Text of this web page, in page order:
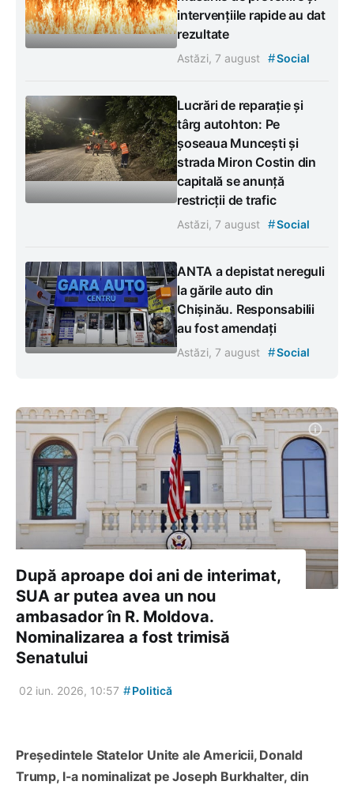
intervențiile rapide au dat
rezultate
Astăzi, 7 august #Social
Lucrări de reparație și
târg autohton: Pe
șoseaua Muncești și
strada Miron Costin din
capitală se anunță
restricții de trafic
Astăzi, 7 august #Social
ANTA a depistat nereguli
la gările auto din
Chișinău. Responsabilii
au fost amendați
Astăzi, 7 august #Social
După aproape doi ani de interimat,
SUA ar putea avea un nou
ambasador în R. Moldova.
Nominalizarea a fost trimisă
Senatului
02 iun. 2026, 10:57 #Politică
Președintele Statelor Unite ale Americii, Donald
Trump, l-a nominalizat pe Joseph Burkhalter, din